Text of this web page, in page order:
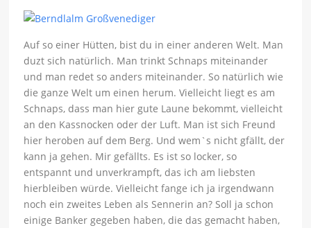
Auf so einer Hütten, bist du in einer anderen Welt. Man
duzt sich natürlich. Man trinkt Schnaps miteinander
und man redet so anders miteinander. So natürlich wie
die ganze Welt um einen herum. Vielleicht liegt es am
Schnaps, dass man hier gute Laune bekommt, vielleicht
an den Kassnocken oder der Luft. Man ist sich Freund
hier heroben auf dem Berg. Und wem`s nicht gfällt, der
kann ja gehen. Mir gefällts. Es ist so locker, so
entspannt und unverkrampft, das ich am liebsten
hierbleiben würde. Vielleicht fange ich ja irgendwann
noch ein zweites Leben als Sennerin an? Soll ja schon
einige Banker gegeben haben, die das gemacht haben,